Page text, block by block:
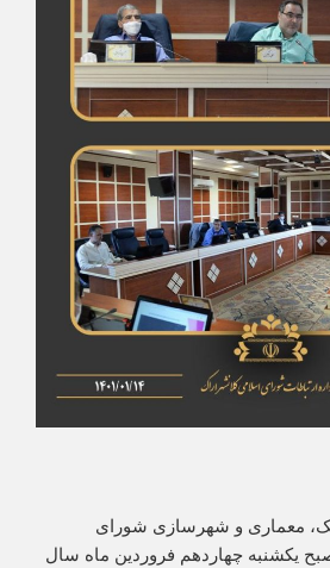
معماری و شهرسازی شورای
یکشنبه چهاردهم فروردین ماه سال